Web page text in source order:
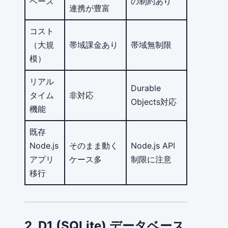
連携が豊富
コスト
（大規
模）
帯域課金あり 帯域無制限
リアル
タイム
機能
非対応
Durable
Objects対応
既存
Node.js
アプリ
移行
そのまま動く
ケース多
Node.js API
制限に注意